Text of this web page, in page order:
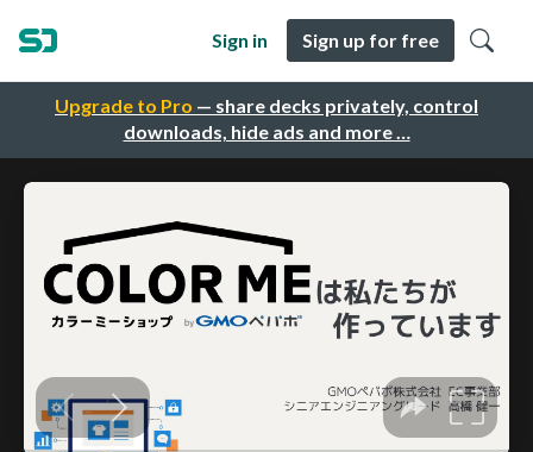
Upgrade to Pro — share decks privately, control
downloads, hide ads and more …
Sign in Sign up for free